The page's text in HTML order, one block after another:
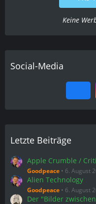
Keine
Social-Media
Letzte Beiträge
Apple Crumble /
Goodpeace 6. August
Alien Technology
Goodpeace 6. August
Der "Bilder